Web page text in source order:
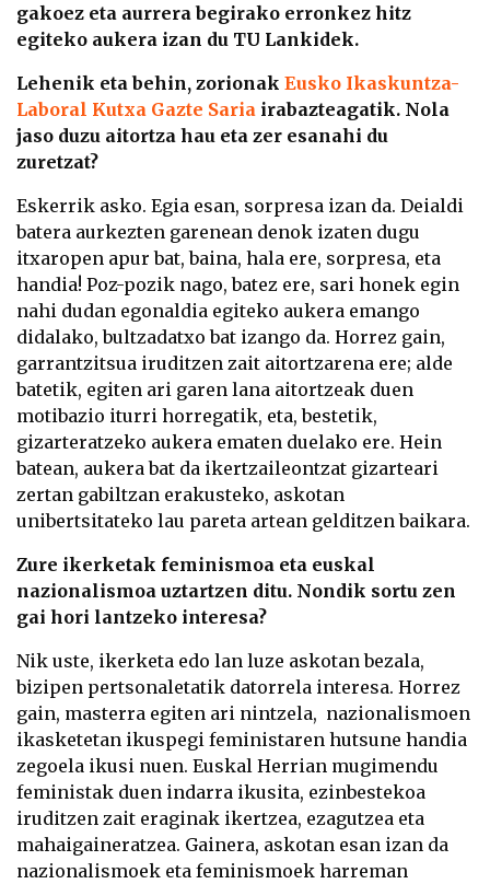
gakoez eta aurrera begirako erronkez hitz
egiteko aukera izan du TU Lankidek.
Lehenik eta behin, zorionak Eusko Ikaskuntza-
Laboral Kutxa Gazte Saria irabazteagatik. Nola
jaso duzu aitortza hau eta zer esanahi du
zuretzat?
Eskerrik asko. Egia esan, sorpresa izan da. Deialdi
batera aurkezten garenean denok izaten dugu
itxaropen apur bat, baina, hala ere, sorpresa, eta
handia! Poz-pozik nago, batez ere, sari honek egin
nahi dudan egonaldia egiteko aukera emango
didalako, bultzadatxo bat izango da. Horrez gain,
garrantzitsua iruditzen zait aitortzarena ere; alde
batetik, egiten ari garen lana aitortzeak duen
motibazio iturri horregatik, eta, bestetik,
gizarteratzeko aukera ematen duelako ere. Hein
batean, aukera bat da ikertzaileontzat gizarteari
zertan gabiltzan erakusteko, askotan
unibertsitateko lau pareta artean gelditzen baikara.
Zure ikerketak feminismoa eta euskal
nazionalismoa uztartzen ditu. Nondik sortu zen
gai hori lantzeko interesa?
Nik uste, ikerketa edo lan luze askotan bezala,
bizipen pertsonaletatik datorrela interesa. Horrez
gain, masterra egiten ari nintzela, nazionalismoen
ikasketetan ikuspegi feministaren hutsune handia
zegoela ikusi nuen. Euskal Herrian mugimendu
feministak duen indarra ikusita, ezinbestekoa
iruditzen zait eraginak ikertzea, ezagutzea eta
mahaigaineratzea. Gainera, askotan esan izan da
nazionalismoek eta feminismoek harreman